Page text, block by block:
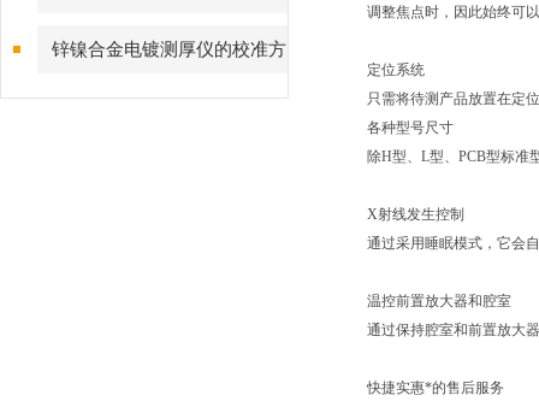
向分析
锌镍合金电镀测厚仪的校准方
法与重要性
调整焦点时，因此始终可
定位系统
只需将待测产品放置在定
各种型号尺寸
除H型、 L型、 PCB型标准
X射线发生控制
通过采用睡眠模式，它会
温控前置放大器和腔室
通过保持腔室和前置放大
快捷实惠*的售后服务